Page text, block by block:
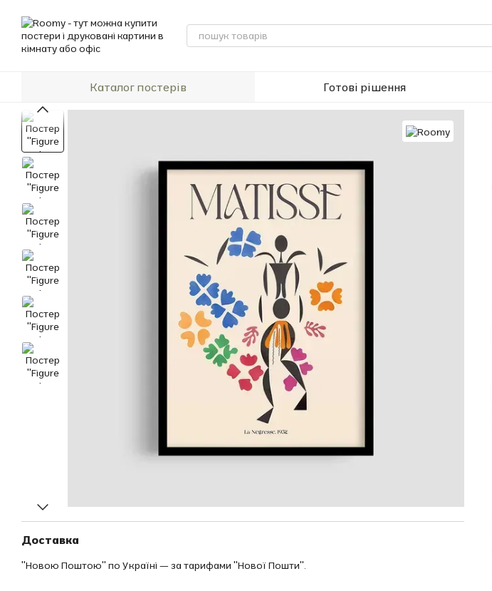
Каталог постерів Готові рішення
Доставка
"Новою Поштою" по Україні — за тарифами "Нової Пошти".